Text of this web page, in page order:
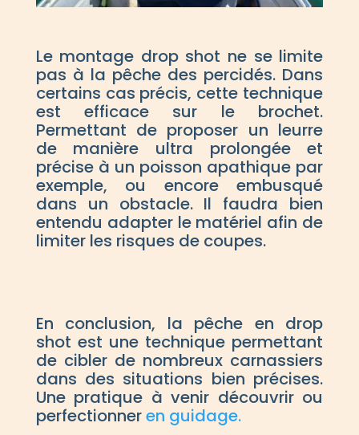
Le montage drop shot ne se limite
pas à la pêche des percidés. Dans
certains cas précis, cette technique
est efficace sur le brochet.
Permettant de proposer un leurre
de manière ultra prolongée et
précise à un poisson apathique par
exemple, ou encore embusqué
dans un obstacle. Il faudra bien
entendu adapter le matériel afin de
limiter les risques de coupes.
En conclusion, la pêche en drop
shot est une technique permettant
de cibler de nombreux carnassiers
dans des situations bien précises.
Une pratique à venir découvrir ou
perfectionneren guidage.